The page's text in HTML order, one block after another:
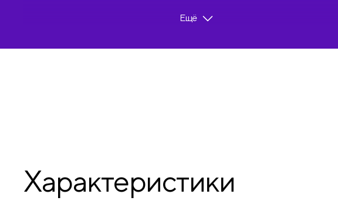
предотвращающее закручивание, оптимизированное для
пленку с возможностью быстрого открытия. Произведён в
Ещё
Характеристики